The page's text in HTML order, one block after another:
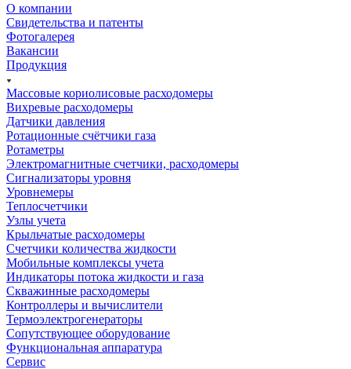
О компании
Свидетельства и патенты
Фотогалерея
Вакансии
Продукция
Массовые кориолисовые расходомеры
Вихревые расходомеры
Датчики давления
Ротационные счётчики газа
Ротаметры
Электромагнитные счетчики, расходомеры
Сигнализаторы уровня
Уровнемеры
Теплосчетчики
Узлы учета
Крыльчатые расходомеры
Счетчики количества жидкости
Мобильные комплексы учета
Индикаторы потока жидкости и газа
Скважинные расходомеры
Контроллеры и вычислители
Термоэлектрогенераторы
Сопутствующее оборудование
Функциональная аппаратура
Сервис